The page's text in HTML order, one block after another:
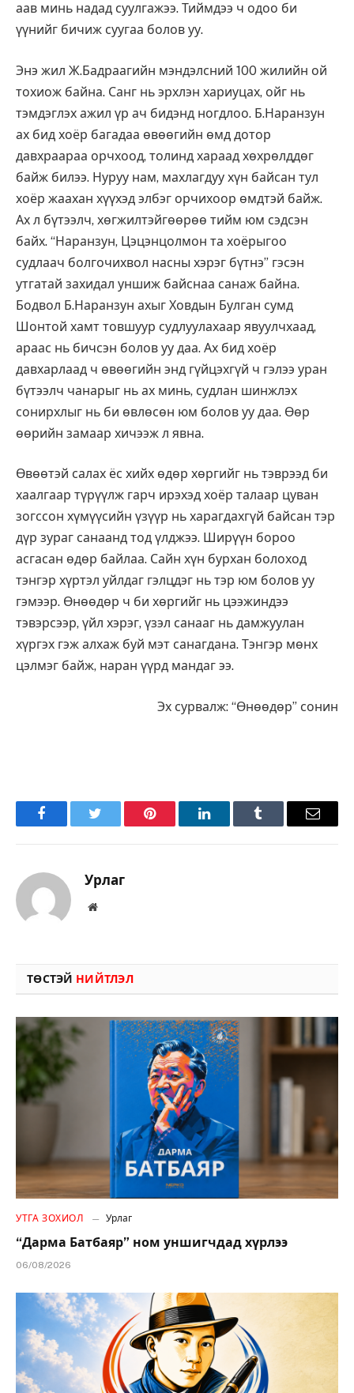
аав минь надад суулгажээ. Тиймдээ ч одоо би
үүнийг бичиж суугаа болов уу.
Энэ жил Ж.Бадраагийн мэндэлсний 100 жилийн ой
тохиож байна. Санг нь эрхлэн хариуцах, ойг нь
тэмдэглэх ажил үр ач бидэнд ногдлоо. Б.Наранзун
ах бид хоёр багадаа өвөөгийн өмд дотор
давхраараа орчхоод, толинд хараад хөхрөлддөг
байж билээ. Нуруу нам, махлагдуу хүн байсан тул
хоёр жаахан хүүхэд элбэг орчихоор өмдтэй байж.
Ах л бүтээлч, хөгжилтэйгөөрөө тийм юм сэдсэн
байх. “Наранзун, Цэцэнцолмон та хоёрыгоо
судлаач болгочихвол насны хэрэг бүтнэ” гэсэн
утгатай захидал уншиж байснаа санаж байна.
Бодвол Б.Наранзун ахыг Ховдын Булган сумд
Шонтой хамт товшуур судлуулахаар явуулчхаад,
араас нь бичсэн болов уу даа. Ах бид хоёр
давхарлаад ч өвөөгийн энд гүйцэхгүй ч гэлээ уран
бүтээлч чанарыг нь ах минь, судлан шинжлэх
сонирхлыг нь би өвлөсөн юм болов уу даа. Өөр
өөрийн замаар хичээж л явна.
Өвөөтэй салах ёс хийх өдөр хөргийг нь тэврээд би
хаалгаар түрүүлж гарч ирэхэд хоёр талаар цуван
зогссон хүмүүсийн үзүүр нь харагдахгүй байсан тэр
дүр зураг санаанд тод үлджээ. Ширүүн бороо
асгасан өдөр байлаа. Сайн хүн бурхан болоход
тэнгэр хүртэл уйлдаг гэлцдэг нь тэр юм болов уу
гэмээр. Өнөөдөр ч би хөргийг нь цээжиндээ
тэвэрсээр, үйл хэрэг, үзэл санааг нь дамжуулан
хүргэх гэж алхаж буй мэт санагдана. Тэнгэр мөнх
цэлмэг байж, наран үүрд мандаг ээ.
Эх сурвалж: “Өнөөдөр” сонин
FacebookTwitter Pinterest LinkedInTumblr Имэйл
Урлаг
Вэбсайт
ТӨСТЭЙ НИЙТЛЭЛ
УТГА ЗОХИОЛ Урлаг
“Дарма Батбаяр” ном уншигчдад хүрлээ
06/08/2026